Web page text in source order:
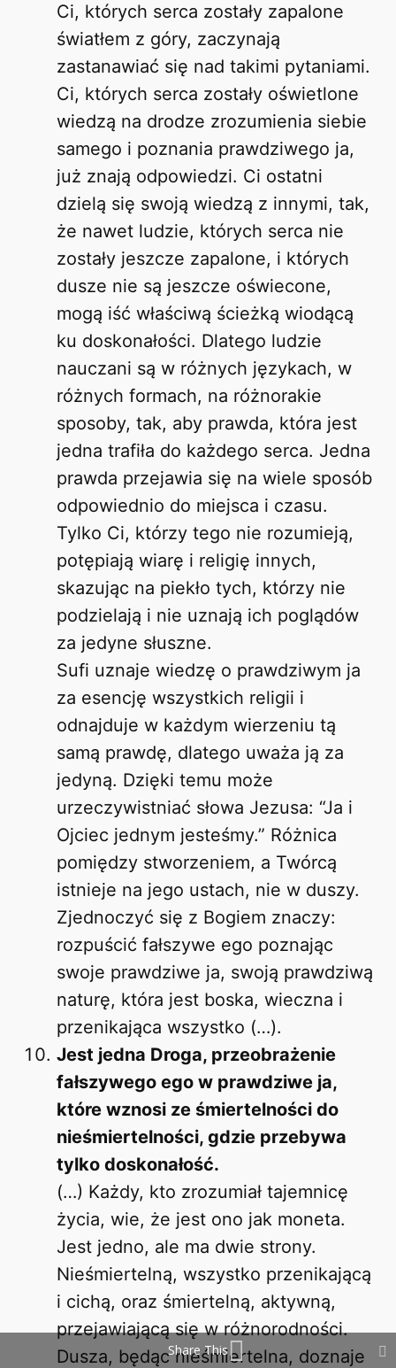
Ci, których serca zostały zapalone
światłem z góry, zaczynają
zastanawiać się nad takimi pytaniami.
Ci, których serca zostały oświetlone
wiedzą na drodze zrozumienia siebie
samego i poznania prawdziwego ja,
już znają odpowiedzi. Ci ostatni
dzielą się swoją wiedzą z innymi, tak,
że nawet ludzie, których serca nie
zostały jeszcze zapalone, i których
dusze nie są jeszcze oświecone,
mogą iść właściwą ścieżką wiodącą
ku doskonałości. Dlatego ludzie
nauczani są w różnych językach, w
różnych formach, na różnorakie
sposoby, tak, aby prawda, która jest
jedna trafiła do każdego serca. Jedna
prawda przejawia się na wiele sposób
odpowiednio do miejsca i czasu.
Tylko Ci, którzy tego nie rozumieją,
potępiają wiarę i religię innych,
skazując na piekło tych, którzy nie
podzielają i nie uznają ich poglądów
za jedyne słuszne.
Sufi uznaje wiedzę o prawdziwym ja
za esencję wszystkich religii i
odnajduje w każdym wierzeniu tą
samą prawdę, dlatego uważa ją za
jedyną. Dzięki temu może
urzeczywistniać słowa Jezusa: “Ja i
Ojciec jednym jesteśmy.” Różnica
pomiędzy stworzeniem, a Twórcą
istnieje na jego ustach, nie w duszy.
Zjednoczyć się z Bogiem znaczy:
rozpuścić fałszywe ego poznając
swoje prawdziwe ja, swoją prawdziwą
naturę, która jest boska, wieczna i
przenikająca wszystko (…).
Jest jedna Droga, przeobrażenie
fałszywego ego w prawdziwe ja,
które wznosi ze śmiertelności do
nieśmiertelności, gdzie przebywa
tylko doskonałość.
(…) Każdy, kto zrozumiał tajemnicę
życia, wie, że jest ono jak moneta.
Jest jedno, ale ma dwie strony.
Nieśmiertelną, wszystko przenikającą
i cichą, oraz śmiertelną, aktywną,
przejawiającą się w różnorodności.
Dusza, będąc nieśmiertelna, doznaje
Share This